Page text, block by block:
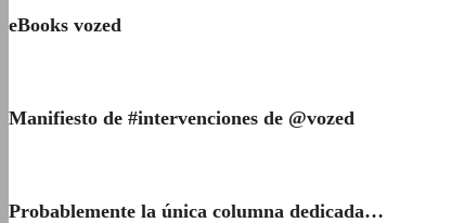
eBooks vozed
Manifiesto de #intervenciones de @vozed
Probablemente la única columna dedicada…